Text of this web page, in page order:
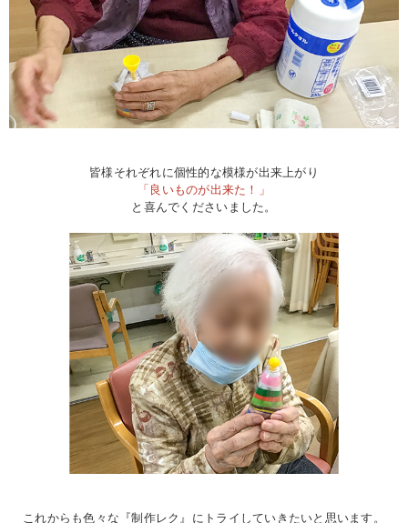
皆様それぞれに個性的な模様が出来上がり
「良いものが出来た！」
と喜んでくださいました。
これからも色々な『制作レク』にトライしていきたいと思います。